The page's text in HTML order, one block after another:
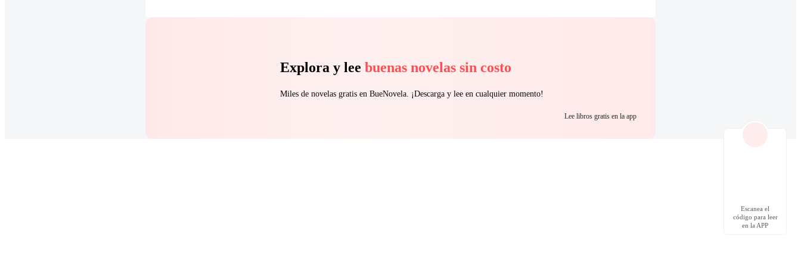
Explora y lee buenas novelas sin costo
Miles de novelas gratis en BueNovela. ¡Descarga y lee en cualquier momento!
Lee libros gratis en la app
Escanea el
código para leer
en la APP